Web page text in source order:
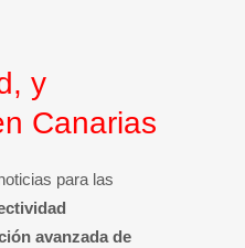
y
Canarias
para las
avanzada de